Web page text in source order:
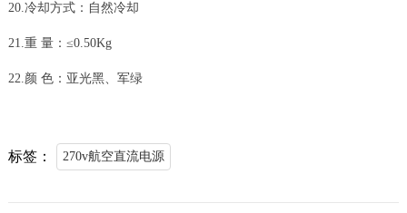
20.冷却方式：自然冷却
21.重 量：≤0.50Kg
22.颜 色：亚光黑、军绿
标签： 270v航空直流电源